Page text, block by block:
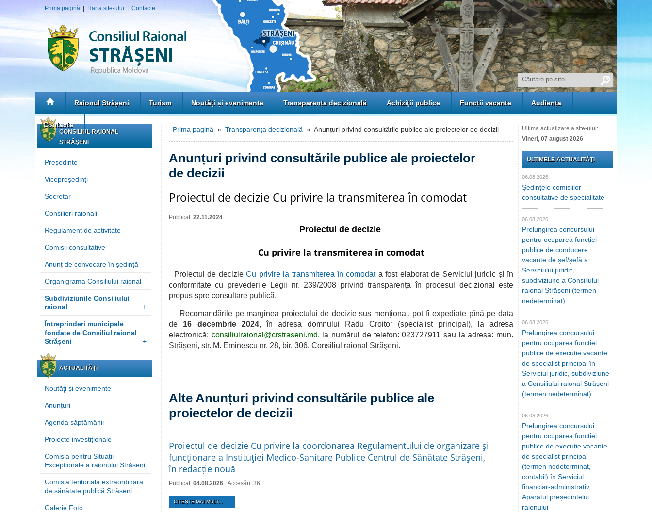
Prima pagină Harta site-ului Contacte
Raionul Strășeni Turism Noutăţi și evenimente Transparența decizională Achiziţii publice Funcții vacante Audiența
Contacte
CONSILIUL RAIONAL
STRĂȘENI
Președinte
Vicepreședinți
Secretar
Consilieri raionali
Regulament de activitate
Comisii consultative
Anunț de convocare în ședință
Organigrama Consiliului raional
Subdiviziunile Consiliului
raional
+
Întreprinderi municipale
fondate de Consiliul raional
Strășeni
+
ACTUALITĂȚI
Noutăţi și evenimente
Anunțuri
Agenda săptămânii
Proiecte investiționale
Comisia pentru Situații
Excepționale a raionului Strășeni
Comisia teritorială extraordinară
de sănătate publică Strășeni
Galerie Foto
Prima pagină » Transparența decizională » Anunțuri privind consultările publice ale proiectelor de decizii
Anunțuri privind consultările publice ale proiectelor
de decizii
Proiectul de decizie Cu privire la transmiterea în comodat
Publicat: 22.11.2024
Proiectul de decizie
Cu privire la transmiterea în comodat
Proiectul de decizie Cu privire la transmiterea în comodat a fost elaborat de Serviciul juridic și în
conformitate cu prevederile Legii nr. 239/2008 privind transparența în procesul decizional este
propus spre consultare publică.
Recomandările pe marginea proiectului de decizie sus menționat, pot fi expediate pînă pe data
de 16 decembrie 2024, în adresa domnului Radu Croitor (specialist principal), la adresa
electronică: consiliulraional@crstraseni.md, la numărul de telefon: 023727911 sau la adresa: mun.
Strășeni, str. M. Eminescu nr. 28, bir. 306, Consiliul raional Străşeni.
Alte Anunțuri privind consultările publice ale
proiectelor de decizii
Proiectul de decizie Cu privire la coordonarea Regulamentului de organizare şi
funcţionare a Instituţiei Medico-Sanitare Publice Centrul de Sănătate Străşeni,
în redacție nouă
Publicat: 04.08.2026 Accesări: 36
CITEŞTE MAI MULT...
Ultima actualizare a site-ului:
Vineri, 07 august 2026
ULTIMELE ACTUALITĂŢI
06.08.2026
Ședințele comisiilor
consultative de specialitate
06.08.2026
Prelungirea concursului
pentru ocuparea funcției
publice de conducere
vacante de șef/șefă a
Serviciului juridic,
subdiviziune a Consiliului
raional Strășeni (termen
nedeterminat)
06.08.2026
Prelungirea concursului
pentru ocuparea funcției
publice de execuție vacante
de specialist principal în
Serviciul juridic, subdiviziune
a Consiliului raional Strășeni
(termen nedeterminat)
06.08.2026
Prelungirea concursului
pentru ocuparea funcției
publice de execuție vacante
de specialist principal
(termen nedeterminat,
contabil) în Serviciul
financiar-administrativ,
Aparatul președintelui
raionului